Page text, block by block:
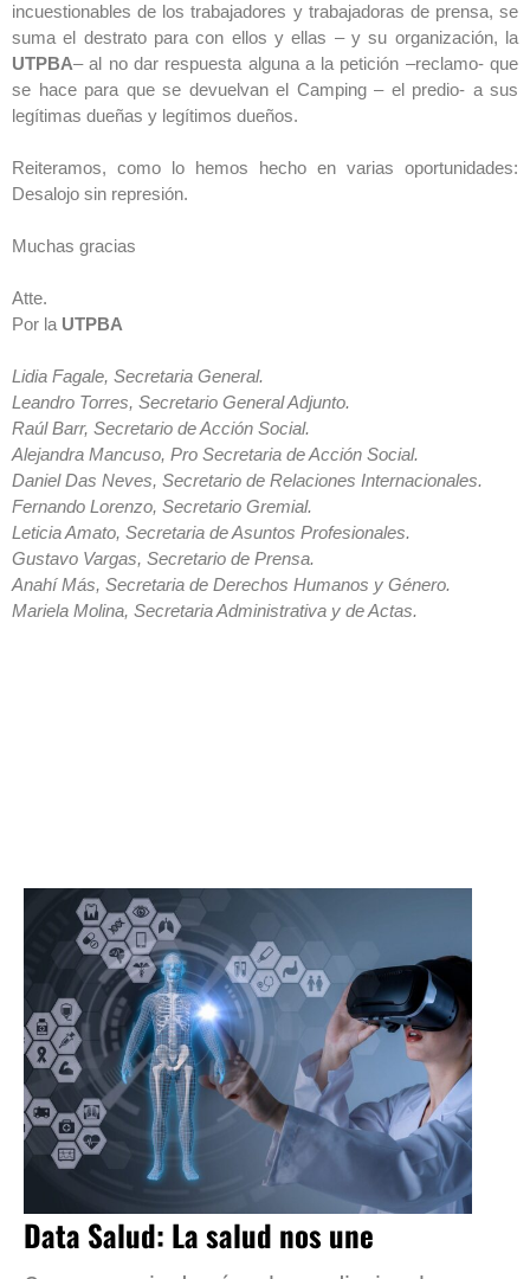
incuestionables de los trabajadores y trabajadoras de prensa, se
suma el destrato para con ellos y ellas – y su organización, la
UTPBA– al no dar respuesta alguna a la petición –reclamo- que
se hace para que se devuelvan el Camping – el predio- a sus
legítimas dueñas y legítimos dueños.
Reiteramos, como lo hemos hecho en varias oportunidades:
Desalojo sin represión.
Muchas gracias
Atte.
Por la UTPBA
Lidia Fagale, Secretaria General.
Leandro Torres, Secretario General Adjunto.
Raúl Barr, Secretario de Acción Social.
Alejandra Mancuso, Pro Secretaria de Acción Social.
Daniel Das Neves, Secretario de Relaciones Internacionales.
Fernando Lorenzo, Secretario Gremial.
Leticia Amato, Secretaria de Asuntos Profesionales.
Gustavo Vargas, Secretario de Prensa.
Anahí Más, Secretaria de Derechos Humanos y Género.
Mariela Molina, Secretaria Administrativa y de Actas.
Data Salud: La salud nos une